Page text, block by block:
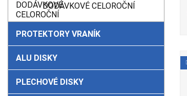
DODÁVKOVÉ CELOROČNÍ
PROTEKTORY VRANÍK
ALU DISKY
PLECHOVÉ DISKY